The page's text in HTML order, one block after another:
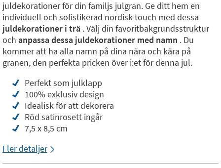
juldekorationer för din familjs julgran. Ge ditt hem en
individuell och sofistikerad nordisk touch med dessa
juldekorationer i trä . Välj din favoritbakgrundsstruktur
och anpassa dessa juldekorationer med namn . Du
kommer att ha alla namn på dina nära och kära på
granen, den perfekta pricken över i:et för denna jul.
Perfekt som julklapp
100% exklusiv design
Idealisk för att dekorera
Röd satinrosett ingår
7,5 x 8,5 cm
Fler detaljer